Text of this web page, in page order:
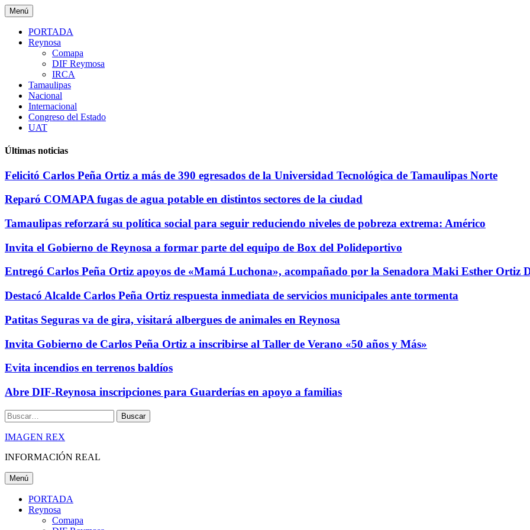
Saltar
al
contenido
Menú
PORTADA
Reynosa
Comapa
DIF Reymosa
IRCA
Tamaulipas
Nacional
Internacional
Congreso del Estado
UAT
Últimas noticias
Felicitó Carlos Peña Ortiz a más de 390 egresados de la Universidad Tecnológica de Tamaulipas Norte
Reparó COMAPA fugas de agua potable en distintos sectores de la ciudad
Tamaulipas reforzará su política social para seguir reduciendo niveles de pobreza extrema: Américo
Invita el Gobierno de Reynosa a formar parte del equipo de Box del Polideportivo
Entregó Carlos Peña Ortiz apoyos de «Mamá Luchona», acompañado por la Senadora Maki Esther Ortiz
Destacó Alcalde Carlos Peña Ortiz respuesta inmediata de servicios municipales ante tormenta
Patitas Seguras va de gira, visitará albergues de animales en Reynosa
Invita Gobierno de Carlos Peña Ortiz a inscribirse al Taller de Verano «50 años y Más»
Evita incendios en terrenos baldíos
Abre DIF-Reynosa inscripciones para Guarderías en apoyo a familias
Buscar
IMAGEN REX
INFORMACIÓN REAL
Menú
PORTADA
Reynosa
Comapa